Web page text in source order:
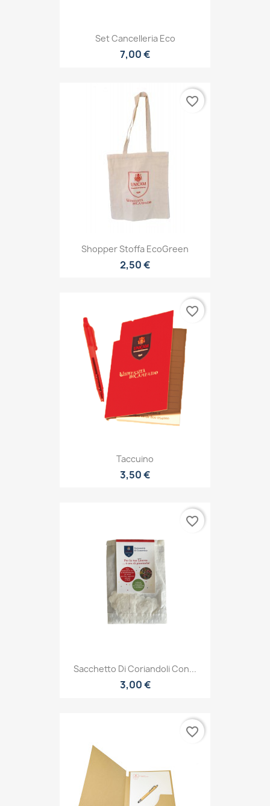
Set Cancelleria Eco
7,00 €
Shopper Stoffa EcoGreen
2,50 €
favorite_border
Taccuino
3,50 €
favorite_border
Sacchetto Di Coriandoli Con...
3,00 €
favorite_border
favorite_border